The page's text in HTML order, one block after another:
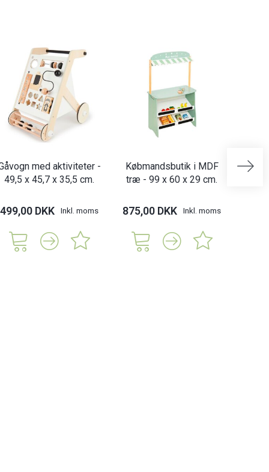
med aktiviteter -
49,5 x 45,7 x 35,5 cm.
499,00 DKK Inkl. moms
Købmandsbutik i MDF
træ - 99 x 60 x 29 cm.
875,00 DKK Inkl. moms